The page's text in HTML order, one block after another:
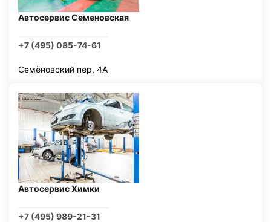
Автосервис Семеновская
+7 (495) 085-74-61
Семёновский пер, 4А
Автосервис Химки
+7 (495) 989-21-31